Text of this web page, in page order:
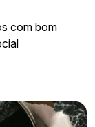
com bom